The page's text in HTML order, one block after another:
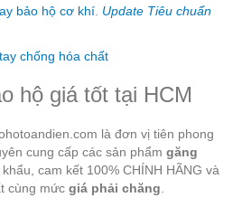
bảo hộ cơ khí. Update Tiêu chuẩn
chống hóa chất
hộ giá tốt tại HCM
là đơn vị tiên phong
cung cấp các sản phẩm găng
khẩu, cam kết 100% CHÍNH HÃNG và
cùng mức giá phải chăng.